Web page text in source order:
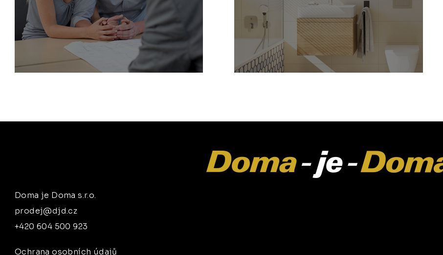
Doma je Doma s.r.o.
prodej@djd.cz
+420 604 500 923
Ochrana osobních údajů